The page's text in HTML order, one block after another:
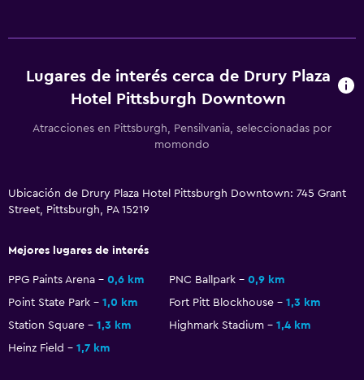
Sofá
Piscina (cubierta)
Estacionamiento y transporte
Estacionamiento
Valet parking
Lugares de interés cerca de Drury Plaza
Hotel Pittsburgh Downtown
Atracciones en Pittsburgh, Pensilvania, seleccionadas por
momondo
Ubicación de Drury Plaza Hotel Pittsburgh Downtown: 745 Grant
Street, Pittsburgh, PA 15219
Mejores lugares de interés
PPG Paints Arena 0,6 km PNC Ballpark
0,9 km
Point State Park
1,0 km Fort Pitt Blockhouse
1,3 km
Station Square
1,3 km Highmark Stadium
1,4 km
Heinz Field
1,7 km